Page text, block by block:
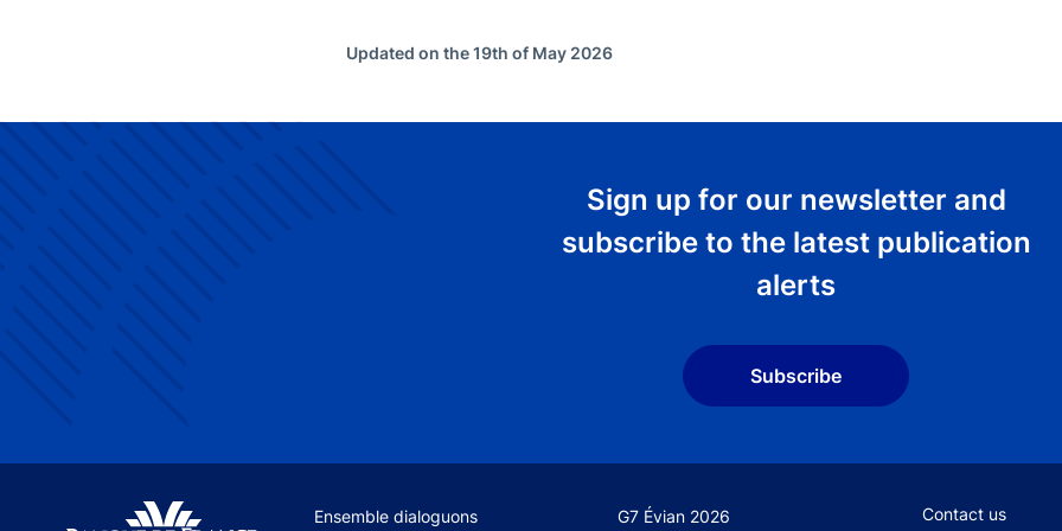
Updated on the 19th of May 2026
Sign up for our newsletter and
subscribe to the latest publication
alerts
Subscribe
Site navigation
Ensemble dialoguons G7 Évian 2026 Footer secondary
Contact us